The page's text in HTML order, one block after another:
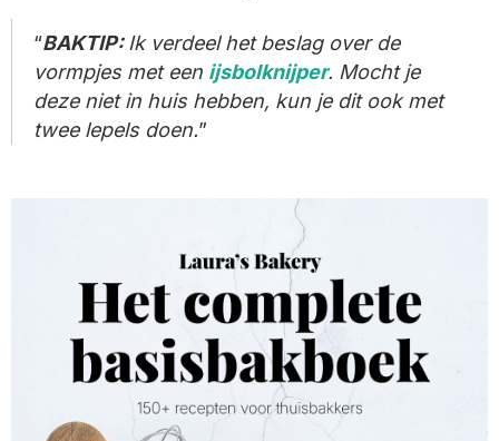
BAKTIP:Ik verdeel het beslag over de
vormpjes met een ijsbolknijper. Mocht je
deze niet in huis hebben, kun je dit ook met
twee lepels doen.